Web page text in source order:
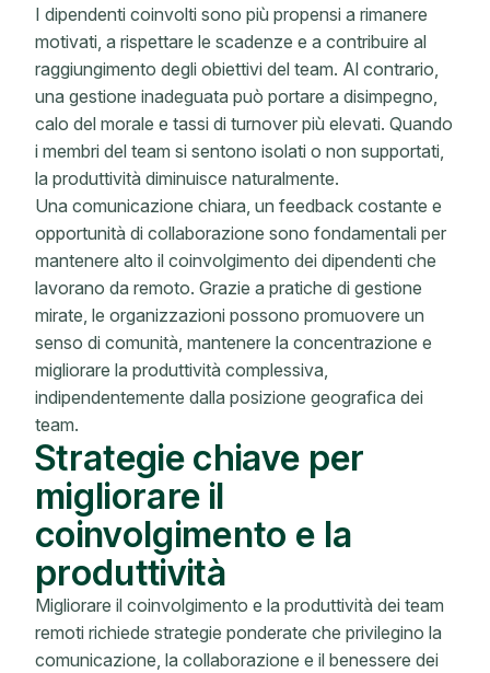
I dipendenti coinvolti sono più propensi a rimanere
motivati, a rispettare le scadenze e a contribuire al
raggiungimento degli obiettivi del team. Al contrario,
una gestione inadeguata può portare a disimpegno,
calo del morale e tassi di turnover più elevati. Quando
i membri del team si sentono isolati o non supportati,
la produttività diminuisce naturalmente.
Una comunicazione chiara, un feedback costante e
opportunità di collaborazione sono fondamentali per
mantenere alto il coinvolgimento dei dipendenti che
lavorano da remoto. Grazie a pratiche di gestione
mirate, le organizzazioni possono promuovere un
senso di comunità, mantenere la concentrazione e
migliorare la produttività complessiva,
indipendentemente dalla posizione geografica dei
team.
Strategie chiave per
migliorare il
coinvolgimento e la
produttività
Migliorare il coinvolgimento e la produttività dei team
remoti richiede strategie ponderate che privilegino la
comunicazione, la collaborazione e il benessere dei